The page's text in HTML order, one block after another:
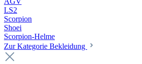
LS2
Scorpion
Shoei
Scorpion-Helme
Zur Kategorie Bekleidung